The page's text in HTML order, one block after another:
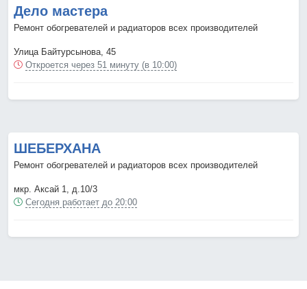
Дело мастера
Ремонт обогревателей и радиаторов всех производителей
Улица Байтурсынова, 45
Откроется через 51 минуту (в 10:00)
ШЕБЕРХАНА
Ремонт обогревателей и радиаторов всех производителей
мкр. Аксай 1, д.10/3
Сегодня работает до 20:00